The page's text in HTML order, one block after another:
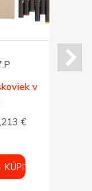
v
€
KÚPIŤ
Kód: